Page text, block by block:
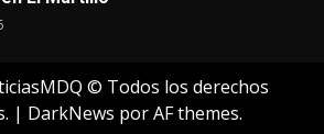
© Todos los derechos
| DarkNews por AF themes.